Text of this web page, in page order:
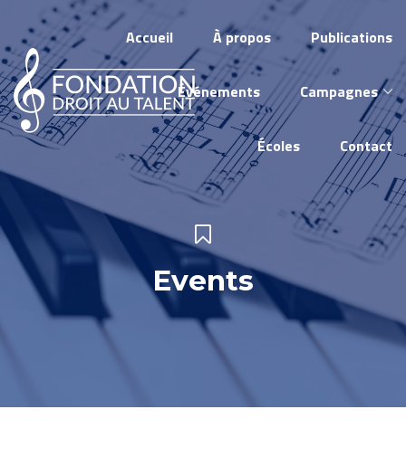
Accueil À propos Publications
Événements Campagnes
Écoles Contact
Events